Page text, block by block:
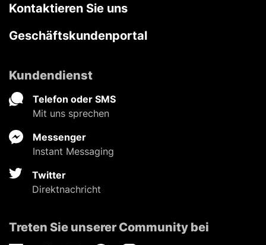
Kontaktieren Sie uns
Geschäftskundenportal
Kundendienst
Telefon oder SMS
Mit uns sprechen
Messenger
Instant Messaging
Twitter
Direktnachricht
Treten Sie unserer Community bei